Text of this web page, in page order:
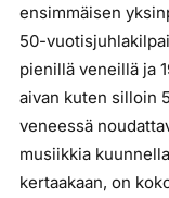
ensimmäisen
50-
pienillä veneillä ja
aivan kuten silloin
veneessä
musiikkia
kertaakaan, on